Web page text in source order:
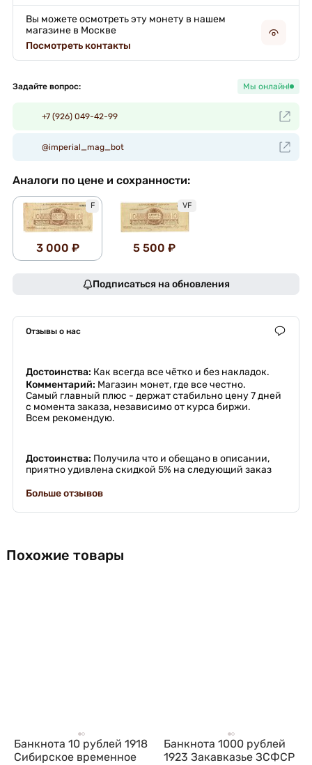
Вы можете осмотреть эту монету в нашем
магазине в Москве
Посмотреть контакты
Задайте вопрос: Мы онлайн!
+7 (926) 049-42-99
@imperial_mag_bot
Аналоги по цене и сохранности:
F
3 000 ₽
VF
5 500 ₽
Подписаться на обновления
Отзывы о нас
Достоинства: Как всегда все чётко и без накладок.
Комментарий: Магазин монет, где все честно.
Самый главный плюс - держат стабильно цену 7 дней
с момента заказа, независимо от курса биржи.
Всем рекомендую.
Достоинства: Получила что и обещано в описании,
приятно удивлена скидкой 5% на следующий заказ
Больше отзывов
Похожие товары
Банкнота 10 рублей 1918
Сибирское временное
Банкнота 1000 рублей
1923 Закавказье ЗСФСР